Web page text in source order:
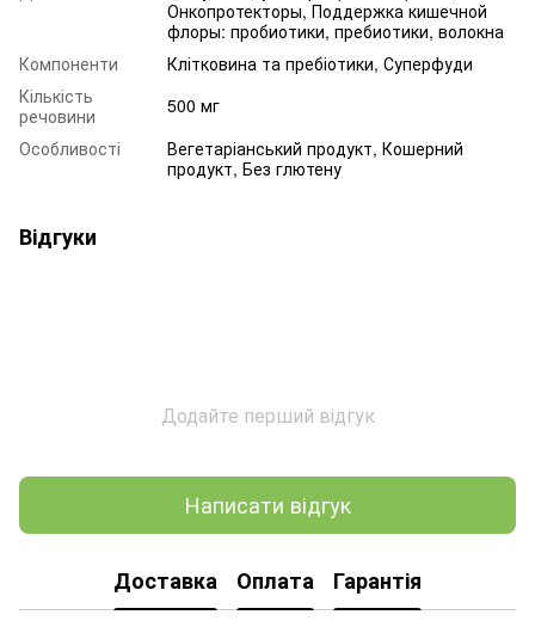
Онкопротекторы, Поддержка кишечной
флоры: пробиотики, пребиотики, волокна
Компоненти
Клітковина та пребіотики, Суперфуди
Кількість
речовини
500 мг
Особливості
Вегетаріанський продукт, Кошерний
продукт, Без глютену
Відгуки
Додайте перший відгук
Написати відгук
Доставка Оплата Гарантія